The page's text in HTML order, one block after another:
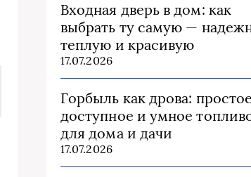
Входная дверь в дом: как
выбрать ту самую —
теплую и красивую
17.07.2026
Горбыль как дрова:
доступное и умное
для дома и дачи
17.07.2026